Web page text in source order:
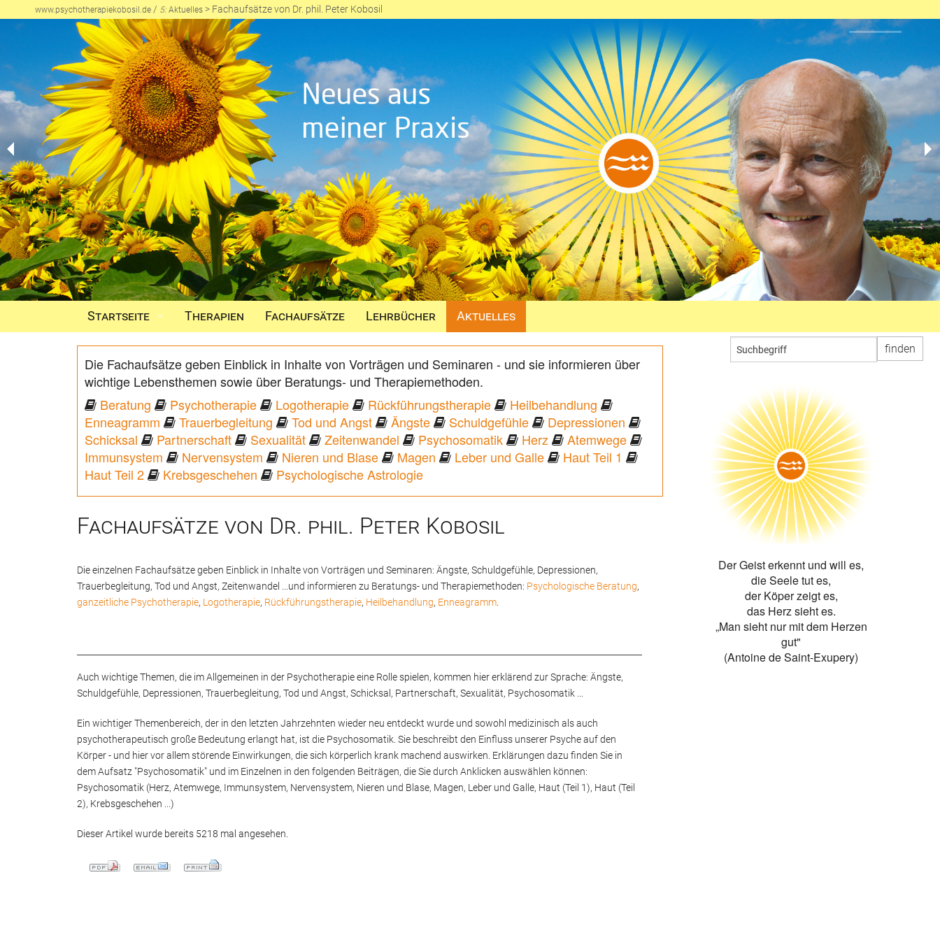
www.psychotherapiekobosil.de / 5: Aktuelles > Fachaufsätze von Dr. phil. Peter Kobosil
Startseite
Impressum
Datenschutzerklärung
Kontakt
Inhalt
Therapien Fachaufsätze Lehrbücher Aktuelles
Die Fachaufsätze geben Einblick in Inhalte von Vorträgen und Seminaren - und sie informieren über
wichtige Lebensthemen sowie über Beratungs- und Therapiemethoden.
Beratung
Psychotherapie Logotherapie Rückführungstherapie
Heilbehandlung
Enneagramm
Trauerbegleitung Tod und Angst Ängste Schuldgefühle
Depressionen
Schicksal
Partnerschaft Sexualität Zeitenwandel Psychosomatik Herz
Atemwege
Immunsystem
Nervensystem Nieren und Blase Magen Leber und Galle
Haut Teil 1
Haut Teil 2
Krebsgeschehen Psychologische Astrologie
Fachaufsätze von Dr. phil. Peter Kobosil
Die einzelnen Fachaufsätze geben Einblick in Inhalte von Vorträgen und Seminaren: Ängste, Schuldgefühle, Depressionen,
Trauerbegleitung, Tod und Angst, Zeitenwandel ...und informieren zu Beratungs- und Therapiemethoden: Psychologische Beratung,
ganzeitliche Psychotherapie, Logotherapie, Rückführungstherapie, Heilbehandlung, Enneagramm.
Auch wichtige Themen, die im Allgemeinen in der Psychotherapie eine Rolle spielen, kommen hier erklärend zur Sprache: Ängste,
Schuldgefühle, Depressionen, Trauerbegleitung, Tod und Angst, Schicksal, Partnerschaft, Sexualität, Psychosomatik ...
Ein wichtiger Themenbereich, der in den letzten Jahrzehnten wieder neu entdeckt wurde und sowohl medizinisch als auch
psychotherapeutisch große Bedeutung erlangt hat, ist die Psychosomatik. Sie beschreibt den Einfluss unserer Psyche auf den
Körper - und hier vor allem störende Einwirkungen, die sich körperlich krank machend auswirken. Erklärungen dazu finden Sie in
dem Aufsatz "Psychosomatik" und im Einzelnen in den folgenden Beiträgen, die Sie durch Anklicken auswählen können:
Psychosomatik (Herz, Atemwege, Immunsystem, Nervensystem, Nieren und Blase, Magen, Leber und Galle, Haut (Teil 1), Haut (Teil
2), Krebsgeschehen ...)
Dieser Artikel wurde bereits 5218 mal angesehen.
Der Geist erkennt und will es,
die Seele tut es,
der Köper zeigt es,
das Herz sieht es.
„Man sieht nur mit dem Herzen
gut"
(Antoine de Saint-Exupery)